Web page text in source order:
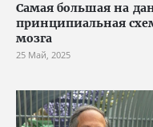
Cамая большая на
принципиальная
мозга
25 Май, 2025